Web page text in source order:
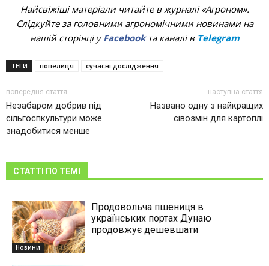
Найсвіжіші матеріали читайте в журналі «Агроном».
Слідкуйте за головними агрономічними новинами на
нашій сторінці уFacebookта каналі в Telegram
ТЕГИ попелиця сучасні дослідження
попередня стаття
Незабаром добрив під
сільгоспкультури може
знадобитися менше
наступна стаття
Названо одну з найкращих
сівозмін для картоплі
СТАТТІ ПО ТЕМІ
Новини
Продовольча пшениця в
українських портах Дунаю
продовжує дешевшати